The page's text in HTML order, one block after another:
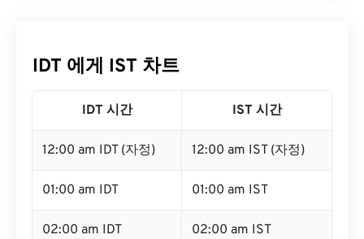
IDT 에게 IST 차트
IDT 시간 IST 시간
12:00 am IDT (자정) 12:00 am IST (자정)
01:00 am IDT 01:00 am IST
02:00 am IDT 02:00 am IST